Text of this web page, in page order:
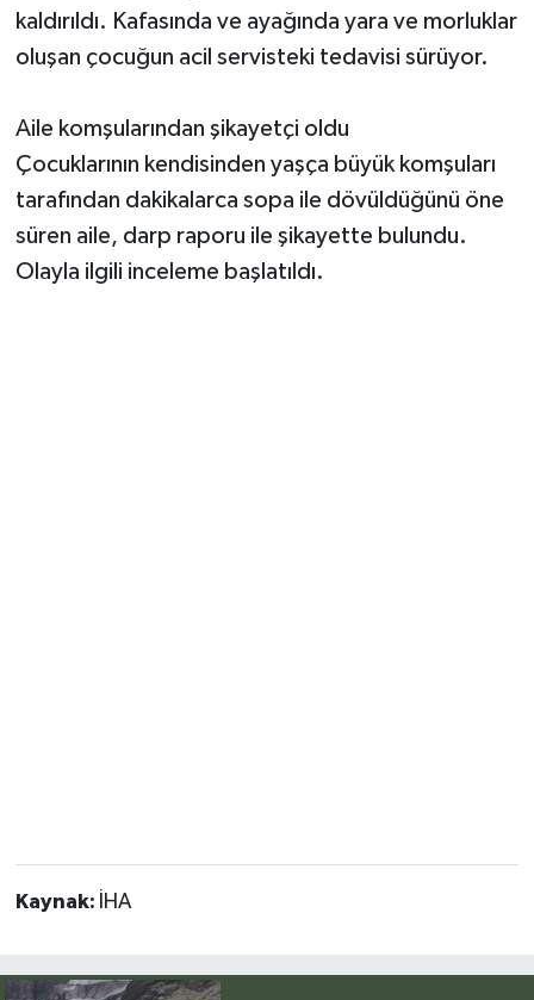
kaldırıldı. Kafasında ve ayağında yara ve morluklar
oluşan çocuğun acil servisteki tedavisi sürüyor.
Aile komşularından şikayetçi oldu
Çocuklarının kendisinden yaşça büyük komşuları
tarafından dakikalarca sopa ile dövüldüğünü öne
süren aile, darp raporu ile şikayette bulundu.
Olayla ilgili inceleme başlatıldı.
Kaynak: İHA